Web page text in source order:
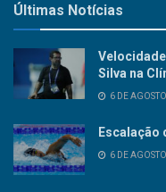
Últimas Notícias
Silva na
6 DE
Escalação
6 DE